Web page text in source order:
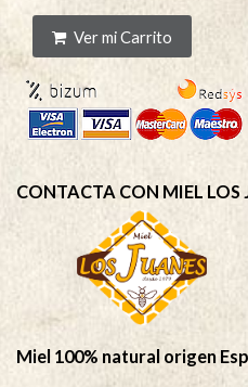
Ver mi Carrito
CONTACTA CON MIEL LOS
Miel 100% natural origen